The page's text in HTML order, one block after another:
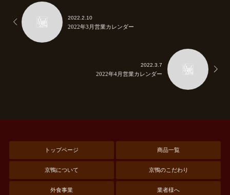
2022.2.10
2022年3月営業カレンダー
2022.3.7
2022年4月営業カレンダー
トップページ 商品一覧
京鴨について 京鴨のこだわり
外食事業 業者様へ